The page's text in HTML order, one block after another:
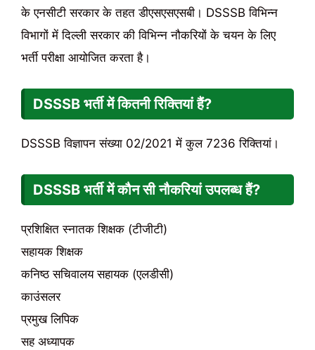
के एनसीटी सरकार के तहत डीएसएसएसबी। DSSSB विभिन्न
विभागों में दिल्ली सरकार की विभिन्न नौकरियों के चयन के लिए
भर्ती परीक्षा आयोजित करता है।
DSSSB भर्ती में कितनी रिक्तियां हैं?
DSSSB विज्ञापन संख्या 02/2021 में कुल 7236 रिक्तियां।
DSSSB भर्ती में कौन सी नौकरियां उपलब्ध हैं?
प्रशिक्षित स्नातक शिक्षक (टीजीटी)
सहायक शिक्षक
कनिष्ठ सचिवालय सहायक (एलडीसी)
काउंसलर
प्रमुख लिपिक
सह अध्यापक